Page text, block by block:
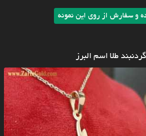
و سفارش از روی این نمونه
گردنبند طلا اسم البرز